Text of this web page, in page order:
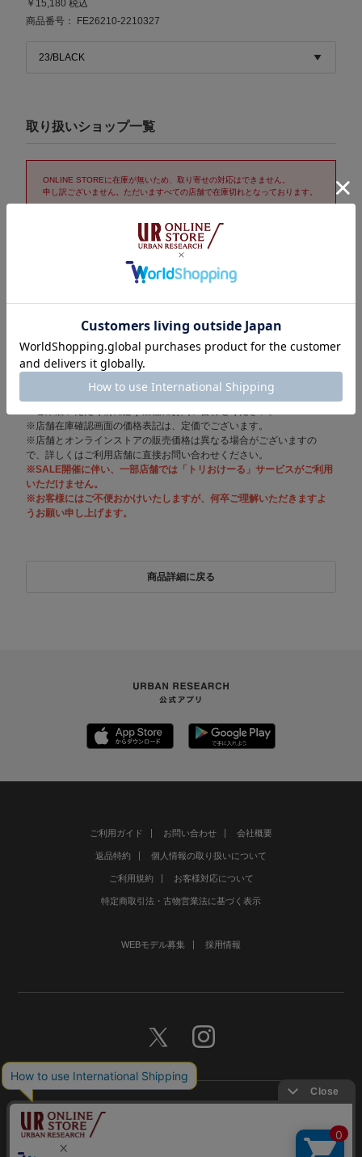
￥15,180 税込
商品番号： FE26210-2210327
取り扱いショップ一覧
ONLINE STOREに在庫が無いため、取り寄せの対応はできません。
申し訳ございません。ただいますべての店舗で在庫切れとなっております。
取り置き/取り寄せサービス「トリおけーる」について
売り切れの場合もございますので、詳しくはご利用店舗に直接お問
また、在庫数として計上されている場合でも他のお客様の取り置き
分となっているケースもございますことをご了承ください。
※セール期間中は在庫変動が激しいため在庫有りの場合でも売り切れ
※店舗在庫確認画面の価格表記は、定価でございます。
※店舗とオンラインストアの販売価格は異なる場合がございますの
で、詳しくはご利用店舗に直接お問い合わせください。
※SALE開催に伴い、一部店舗では「トリおけーる」サービスがご利用
いただけません。
※お客様にはご不便おかけいたしますが、何卒ご理解いただきますよ
うお願い申し上げます。
商品詳細に戻る
ご利用ガイド お問い合わせ 会社概要
返品特約 個人情報の取り扱いについて
ご利用規約 お客様対応について
特定商取引法・古物営業法に基づく表示
WEBモデル募集 採用情報